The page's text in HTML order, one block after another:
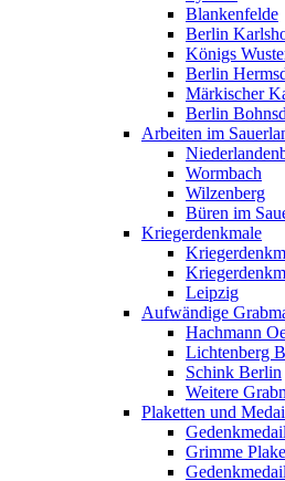
Blankenfelde
Berlin
Königs
Berlin
Märkischer
Berlin
Arbeiten im
Wormbach
Wilzenberg
Büren im
Kriegerdenkmale
Leipzig
Aufwändige
Hachmann
Lichtenberg
Schink Berlin
Weitere
Plaketten und
Grimme